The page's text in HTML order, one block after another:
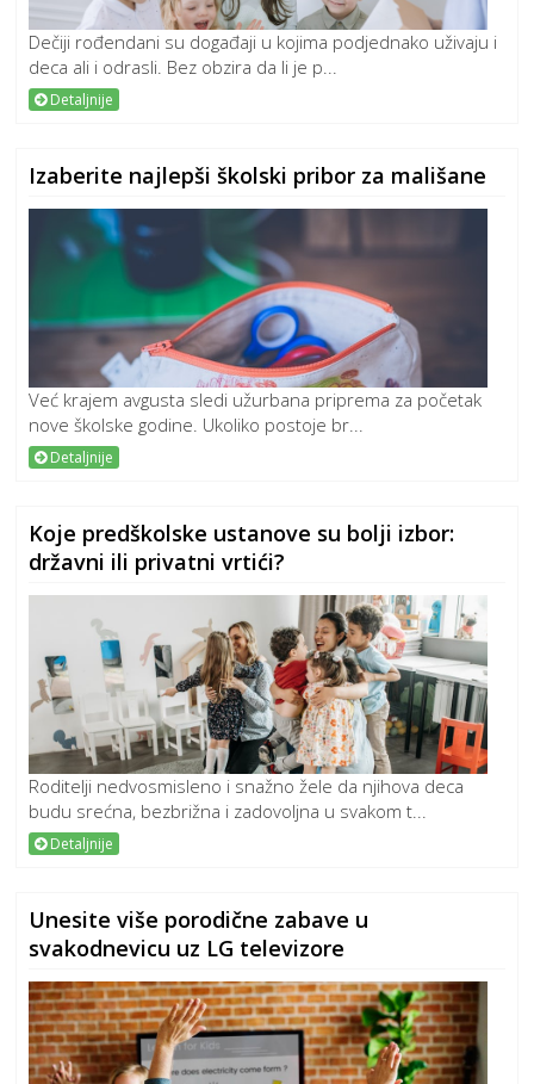
Dečiji rođendani su događaji u kojima podjednako uživaju i
deca ali i odrasli. Bez obzira da li je p...
Detaljnije
Izaberite najlepši školski pribor za mališane
Već krajem avgusta sledi užurbana priprema za početak
nove školske godine. Ukoliko postoje br...
Detaljnije
Koje predškolske ustanove su bolji izbor:
državni ili privatni vrtići?
Roditelji nedvosmisleno i snažno žele da njihova deca
budu srećna, bezbrižna i zadovoljna u svakom t...
Detaljnije
Unesite više porodične zabave u
svakodnevicu uz LG televizore